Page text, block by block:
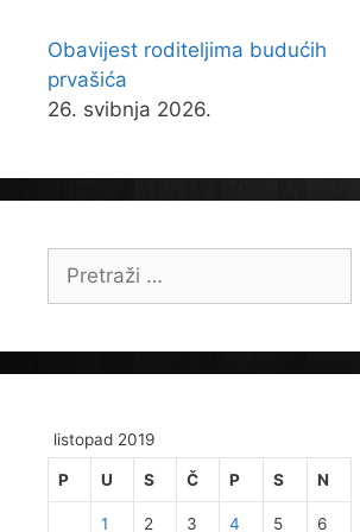
Obavijest roditeljima budućih
prvašića
26. svibnja 2026.
listopad 2019
P U S Č P S N
1 2 3 4 5 6